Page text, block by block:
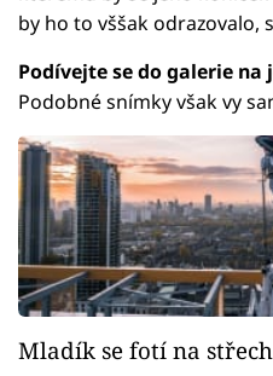
by ho to vššak odrazovalo,
Podívejte se do galerie
Podobné snímky však vy
Mladík se fotí na